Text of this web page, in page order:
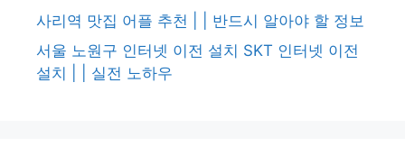
사리역 맛집 어플 추천 | | 반드시 알아야 할 정보
서울 노원구 인터넷 이전 설치 SKT 인터넷 이전
설치 | | 실전 노하우